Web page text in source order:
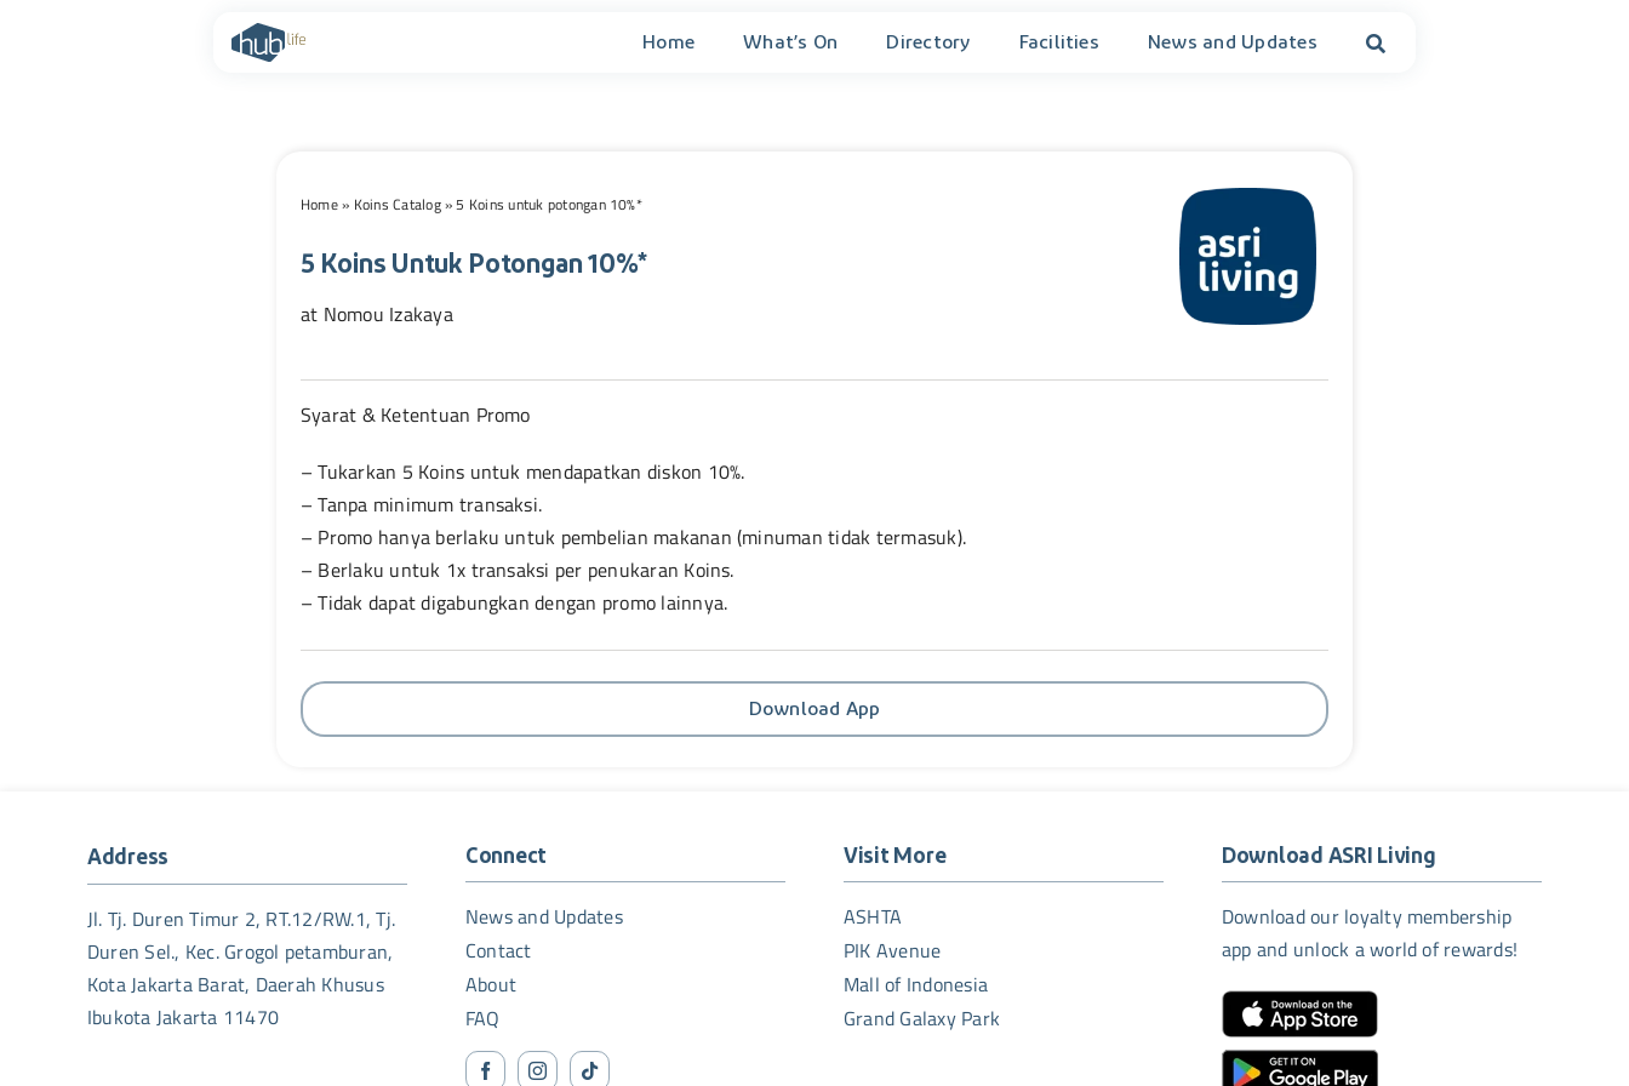
Home What’s On Directory Facilities News and Updates
Home» Koins Catalog»5 Koins untuk potongan 10%*
5 Koins Untuk Potongan 10%*
at Nomou Izakaya
Syarat & Ketentuan Promo
– Tukarkan 5 Koins untuk mendapatkan diskon 10%.
– Tanpa minimum transaksi.
– Promo hanya berlaku untuk pembelian makanan (minuman tidak termasuk).
– Berlaku untuk 1x transaksi per penukaran Koins.
– Tidak dapat digabungkan dengan promo lainnya.
Download App
Address
Jl. Tj. Duren Timur 2, RT.12/RW.1, Tj.
Duren Sel., Kec. Grogol petamburan,
Kota Jakarta Barat, Daerah Khusus
Ibukota Jakarta 11470
Connect
News and Updates
Contact
About
FAQ
Visit More
ASHTA
PIK Avenue
Mall of Indonesia
Grand Galaxy Park
Download ASRI Living
Download our loyalty membership
app and unlock a world of rewards!